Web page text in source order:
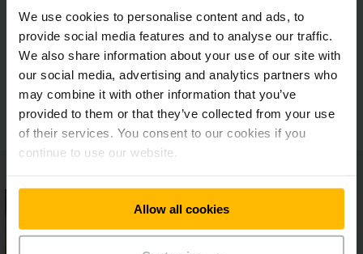
We use cookies to personalise content and ads, to
provide social media features and to analyse our traffic.
We also share information about your use of our site with
our social media, advertising and analytics partners who
may combine it with other information that you’ve
provided to them or that they’ve collected from your use
of their services. You consent to our cookies if you
continue to use our website.
Allow all cookies
Personalizēti paziņojumi
Elastīga un ekonomiski izdevīga multi-
pārdošanas koncepcija